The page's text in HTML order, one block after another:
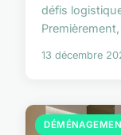
défis
13 décembre